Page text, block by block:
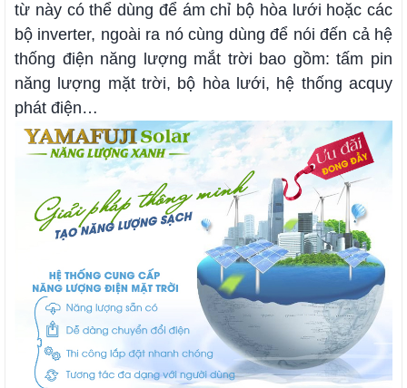
từ này có thể dùng để ám chỉ bộ hòa lưới hoặc các
bộ inverter, ngoài ra nó cùng dùng để nói đến cả hệ
thống điện năng lượng mắt trời bao gồm: tấm pin
năng lượng mặt trời, bộ hòa lưới, hệ thống acquy
phát điện…